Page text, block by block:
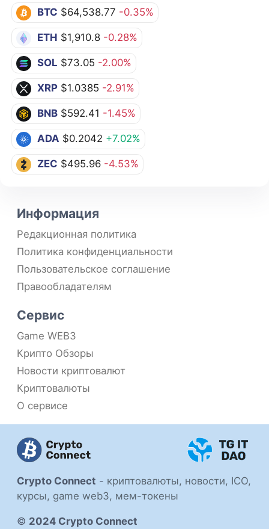
BTC $64,538.77 -0.35%
ETH $1,910.8 -0.28%
SOL $73.05 -2.00%
XRP $1.0385 -2.91%
BNB $592.41 -1.45%
ADA $0.2042 +7.02%
ZEC $495.96 -4.53%
Crypto Connect - криптовалюты, новости, ICO,
курсы, game web3, мем-токены
© 2024 Crypto Connect
Информация
Редакционная политика
Политика конфиденциальности
Пользовательское соглашение
Правообладателям
Сервис
Game WEB3
Крипто Обзоры
Новости криптовалют
Криптовалюты
О сервисе